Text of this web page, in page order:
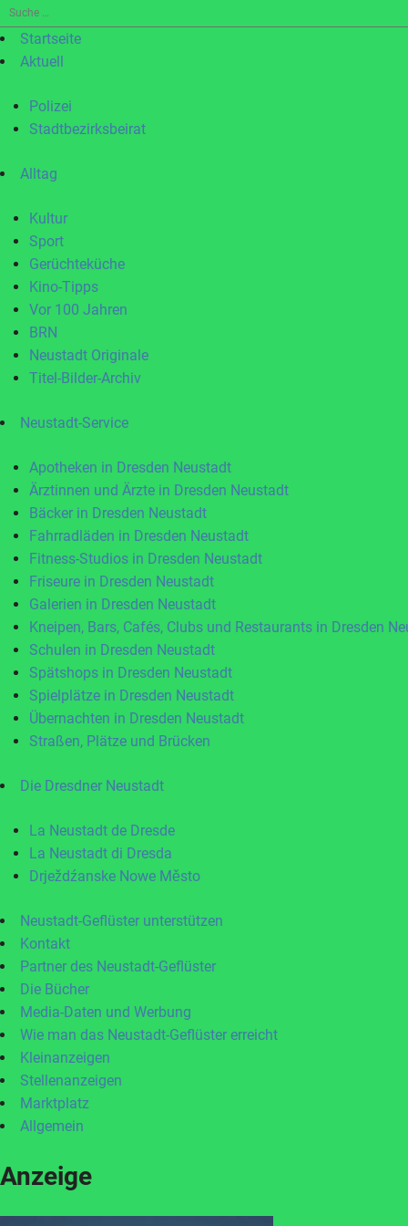
Suche
nach:Startseite
Aktuell
Polizei
Stadtbezirksbeirat
Alltag
Kultur
Sport
Gerüchteküche
Kino-Tipps
Vor 100 Jahren
BRN
Neustadt Originale
Titel-Bilder-Archiv
Neustadt-Service
Apotheken in Dresden Neustadt
Ärztinnen und Ärzte in Dresden Neustadt
Bäcker in Dresden Neustadt
Fahrradläden in Dresden Neustadt
Fitness-Studios in Dresden Neustadt
Friseure in Dresden Neustadt
Galerien in Dresden Neustadt
Kneipen, Bars, Cafés, Clubs und Restaurants in Dresden
Schulen in Dresden Neustadt
Spätshops in Dresden Neustadt
Spielplätze in Dresden Neustadt
Übernachten in Dresden Neustadt
Straßen, Plätze und Brücken
Die Dresdner Neustadt
La Neustadt de Dresde
La Neustadt di Dresda
Drježdźanske Nowe Město
Neustadt-Geflüster unterstützen
Kontakt
Partner des Neustadt-Geflüster
Die Bücher
Media-Daten und Werbung
Wie man das Neustadt-Geflüster erreicht
Kleinanzeigen
Stellenanzeigen
Marktplatz
Allgemein
Anzeige